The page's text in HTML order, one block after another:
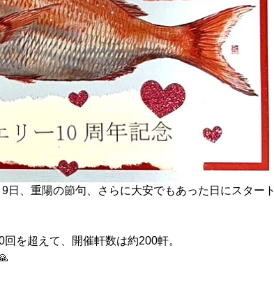
日、重陽の節句、さらに大安でもあった日にスタート
を超えて、開催軒数は約200軒。